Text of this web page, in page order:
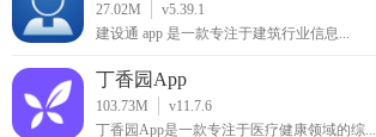
27.02M
v5.39.1
建设通 app 是一款专注于建筑行业信息...
丁香园App
103.73M
v11.7.6
丁香园App是一款专注于医疗健康领域的综...